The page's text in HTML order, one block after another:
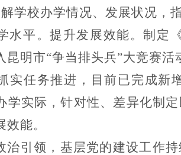
学校办学情况、发展状况，
水平。提升发展效能。制定
昆明市“争当排头兵”大竞赛活
实任务推进，目前已完成新
学实际，针对性、差异化制
能。
治引领，基层党的建设工作